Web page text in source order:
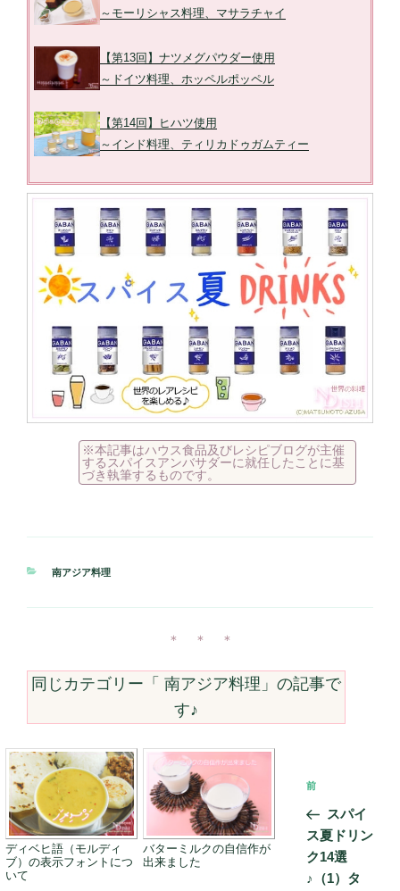
～モーリシャス料理、マサラチャイ
【第13回】ナツメグパウダー使用
～ドイツ料理、ホッペルポッペル
【第14回】ヒハツ使用
～インド料理、ティリカドゥガムティー
※本記事はハウス食品及びレシピブログが主催
するスパイスアンバサダーに就任したことに基
づき執筆するものです。
カ
南アジア料理
＊ ＊ ＊
同じカテゴリー「 南アジア料理 」の記事で
す♪
ディベヒ語（モルディ
ブ）の表示フォントにつ
いて
バターミルクの自信作が
出来ました
投
稿
ナ
ビ
ゲ
前
の
投
稿
前
スパイ
ス夏ドリン
ク14選
♪（1）タ